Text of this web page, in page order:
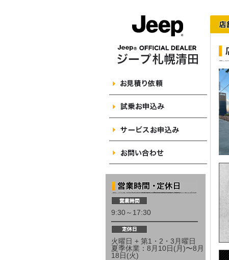
9:30～17:30
火曜日 + 第1・2・3月曜日
夏季休業：8月10日(月)〜8月
18日(火)